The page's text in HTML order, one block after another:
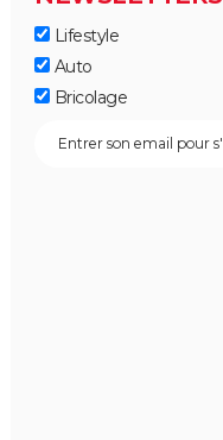
Lifestyle
Auto
Bricolage